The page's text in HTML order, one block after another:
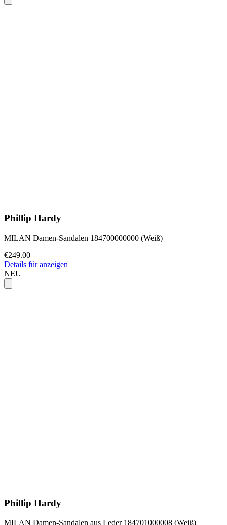
Phillip Hardy
MILAN Damen-Sandalen 184700000000 (Weiß)
€249.00
Details für anzeigen
NEU
Phillip Hardy
MILAN Damen-Sandalen aus Leder 184701000008 (Weiß)